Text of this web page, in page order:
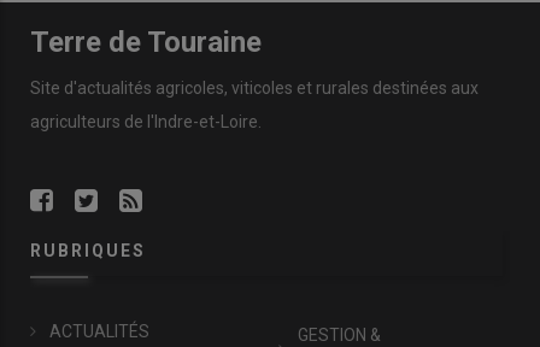
Terre de Touraine
Site d'actualités agricoles, viticoles et rurales destinées aux
agriculteurs de l'Indre-et-Loire.
RUBRIQUES
ACTUALITÉS
GESTION &